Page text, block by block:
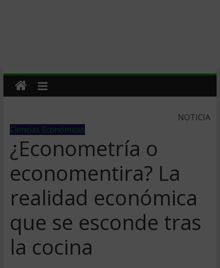
NOTICIA
Ciencias Económicas
¿Econometría o
economentira? La
realidad económica
que se esconde tras
la cocina